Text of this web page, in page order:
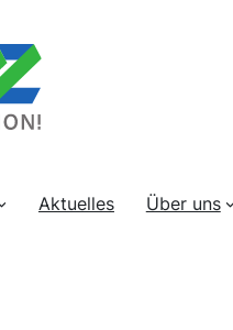
Aktuelles Über uns